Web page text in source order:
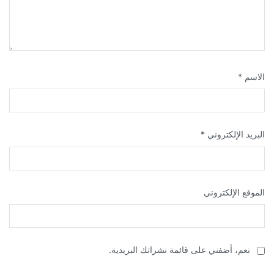
الاسم *
البريد الإلكتروني *
الموقع الإلكتروني
نعم، أضفني على قائمة نشراتك البريدية.